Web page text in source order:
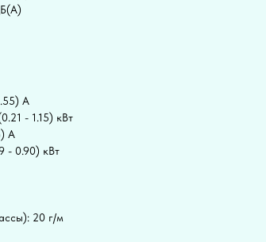
А
- 1.15) кВт
А
- 0.90) кВт
20 г/м